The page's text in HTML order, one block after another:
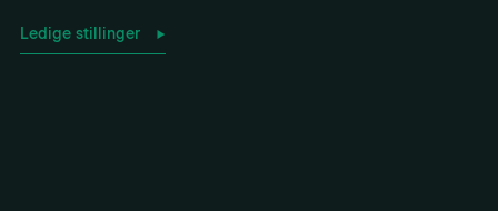
Ledige stillinger